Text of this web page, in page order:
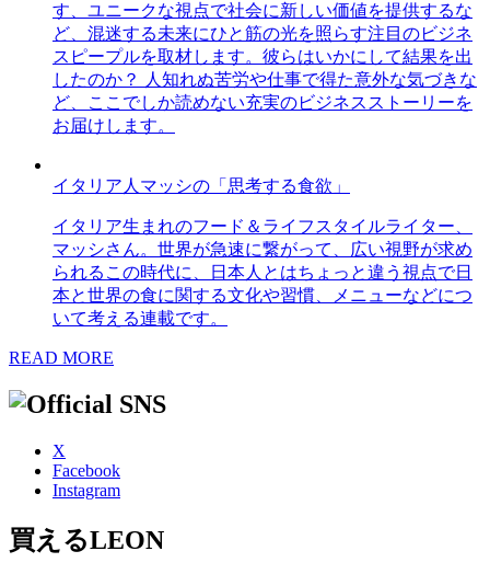
す、ユニークな視点で社会に新しい価値を提供するな
ど、混迷する未来にひと筋の光を照らす注目のビジネ
スピープルを取材します。彼らはいかにして結果を出
したのか？ 人知れぬ苦労や仕事で得た意外な気づきな
ど、ここでしか読めない充実のビジネスストーリーを
お届けします。
イタリア人マッシの「思考する食欲」
イタリア生まれのフード＆ライフスタイルライター、
マッシさん。世界が急速に繋がって、広い視野が求め
られるこの時代に、日本人とはちょっと違う視点で日
本と世界の食に関する文化や習慣、メニューなどにつ
いて考える連載です。
READ MORE
X
Facebook
Instagram
買えるLEON